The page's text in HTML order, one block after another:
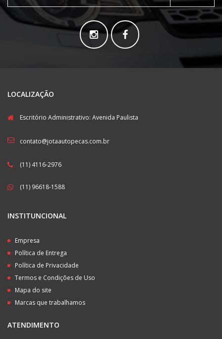
LOCALIZAÇÃO
Escritório Administrativo: Avenida Paulista
contato@jotaautopecas.com.br
(11) 4116-2976
(11) 96618-1588
INSTITUNCIONAL
Empresa
Política de Entrega
Política de Privacidade
Termos e Condições de Uso
Mapa do site
Marcas que trabalhamos
ATENDIMENTO